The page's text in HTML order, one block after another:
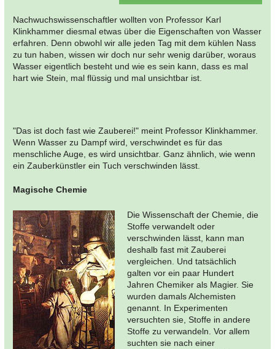
Nachwuchswissenschaftler wollten von Professor Karl
Klinkhammer diesmal etwas über die Eigenschaften von Wasser
erfahren. Denn obwohl wir alle jeden Tag mit dem kühlen Nass
zu tun haben, wissen wir doch nur sehr wenig darüber, woraus
Wasser eigentlich besteht und wie es sein kann, dass es mal
hart wie Stein, mal flüssig und mal unsichtbar ist.
"Das ist doch fast wie Zauberei!" meint Professor Klinkhammer.
Wenn Wasser zu Dampf wird, verschwindet es für das
menschliche Auge, es wird unsichtbar. Ganz ähnlich, wie wenn
ein Zauberkünstler ein Tuch verschwinden lässt.
Magische Chemie
Die Wissenschaft der Chemie, die
Stoffe verwandelt oder
verschwinden lässt, kann man
deshalb fast mit Zauberei
vergleichen. Und tatsächlich
galten vor ein paar Hundert
Jahren Chemiker als Magier. Sie
wurden damals Alchemisten
genannt. In Experimenten
versuchten sie, Stoffe in andere
Stoffe zu verwandeln. Vor allem
suchten sie nach einer